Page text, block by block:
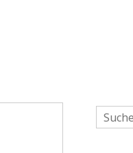
Suchen
nach: